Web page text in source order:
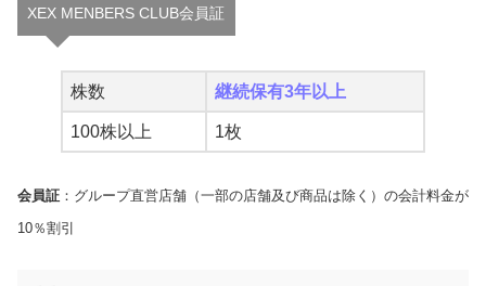
XEX MENBERS CLUB会員証
株数 継続保有3年以上
100株以上 1枚
会員証 ：グループ直営店舗（一部の店舗及び商品は除く）の会計料金が
10％割引